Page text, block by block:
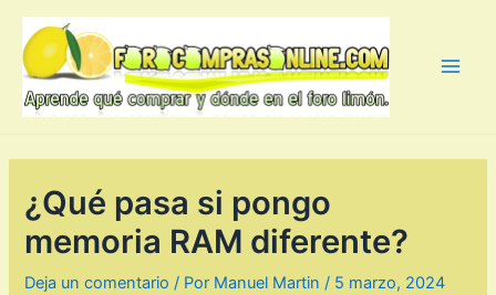
contenido
¿Qué pasa si pongo
memoria RAM diferente?
Deja un comentario / Por Manuel Martin / 5 marzo, 2024